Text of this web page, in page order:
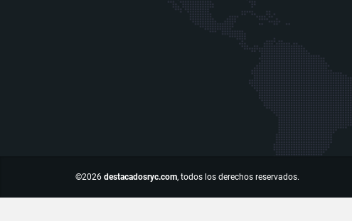
©2026 destacadosryc.com, todos los derechos reservados.